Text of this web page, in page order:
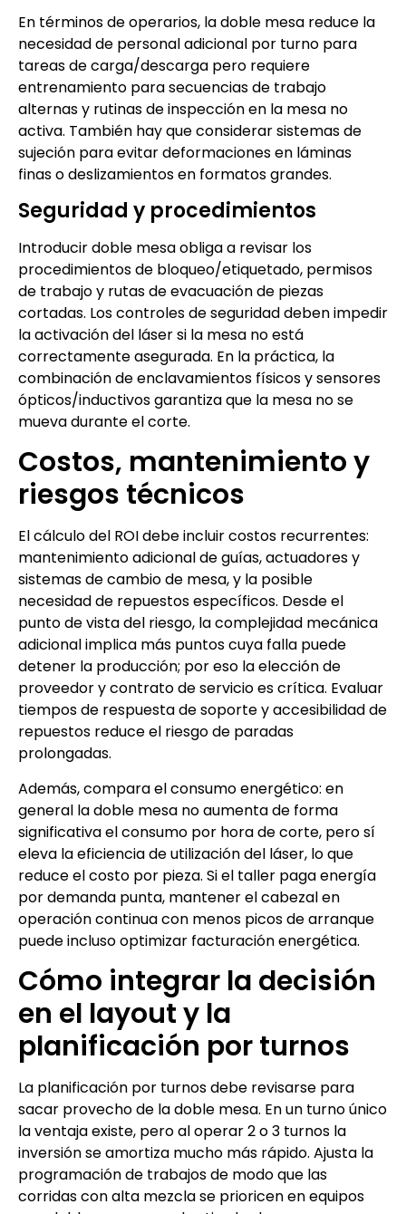
En términos de operarios, la doble mesa reduce la
necesidad de personal adicional por turno para
tareas de carga/descarga pero requiere
entrenamiento para secuencias de trabajo
alternas y rutinas de inspección en la mesa no
activa. También hay que considerar sistemas de
sujeción para evitar deformaciones en láminas
finas o deslizamientos en formatos grandes.
Seguridad y procedimientos
Introducir doble mesa obliga a revisar los
procedimientos de bloqueo/etiquetado, permisos
de trabajo y rutas de evacuación de piezas
cortadas. Los controles de seguridad deben impedir
la activación del láser si la mesa no está
correctamente asegurada. En la práctica, la
combinación de enclavamientos físicos y sensores
ópticos/inductivos garantiza que la mesa no se
mueva durante el corte.
Costos, mantenimiento y
riesgos técnicos
El cálculo del ROI debe incluir costos recurrentes:
mantenimiento adicional de guías, actuadores y
sistemas de cambio de mesa, y la posible
necesidad de repuestos específicos. Desde el
punto de vista del riesgo, la complejidad mecánica
adicional implica más puntos cuya falla puede
detener la producción; por eso la elección de
proveedor y contrato de servicio es crítica. Evaluar
tiempos de respuesta de soporte y accesibilidad de
repuestos reduce el riesgo de paradas
prolongadas.
Además, compara el consumo energético: en
general la doble mesa no aumenta de forma
significativa el consumo por hora de corte, pero sí
eleva la eficiencia de utilización del láser, lo que
reduce el costo por pieza. Si el taller paga energía
por demanda punta, mantener el cabezal en
operación continua con menos picos de arranque
puede incluso optimizar facturación energética.
Cómo integrar la decisión
en el layout y la
planificación por turnos
La planificación por turnos debe revisarse para
sacar provecho de la doble mesa. En un turno único
la ventaja existe, pero al operar 2 o 3 turnos la
inversión se amortiza mucho más rápido. Ajusta la
programación de trabajos de modo que las
corridas con alta mezcla se prioricen en equipos